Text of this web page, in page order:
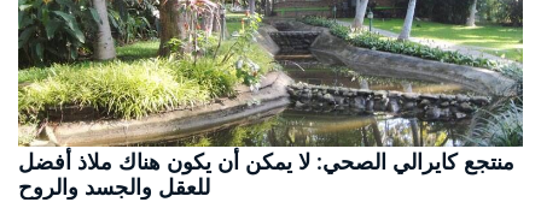
منتجع كايرالي الصحي: لا يمكن أن يكون هناك ملاذ أفضل
للعقل والجسد والروح